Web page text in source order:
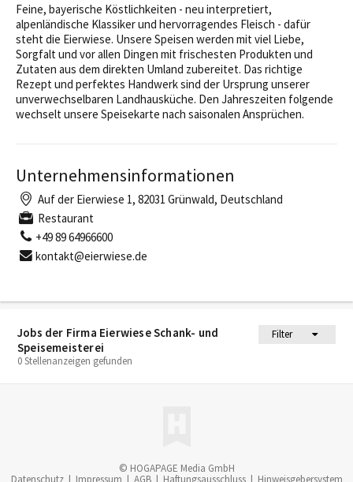
Jobs der Firma Eierwiese Schank- und
Speisemeisterei
Filter
0 Stellenanzeigen gefunden
Feine, bayerische Köstlichkeiten - neu interpretiert,
alpenländische Klassiker und hervorragendes Fleisch - dafür
steht die Eierwiese. Unsere Speisen werden mit viel Liebe,
Sorgfalt und vor allen Dingen mit frischesten Produkten und
Zutaten aus dem direkten Umland zubereitet. Das richtige
Rezept und perfektes Handwerk sind der Ursprung unserer
unverwechselbaren Landhausküche. Den Jahreszeiten folgende
wechselt unsere Speisekarte nach saisonalen Ansprüchen.
Unternehmensinformationen
Auf der Eierwiese 1, 82031 Grünwald, Deutschland
Restaurant
+49 89 64966600
kontakt@eierwiese.de
© HOGAPAGE Media GmbH
Datenschutz | Impressum | AGB | Haftungsausschluss | Hinweisgebersystem